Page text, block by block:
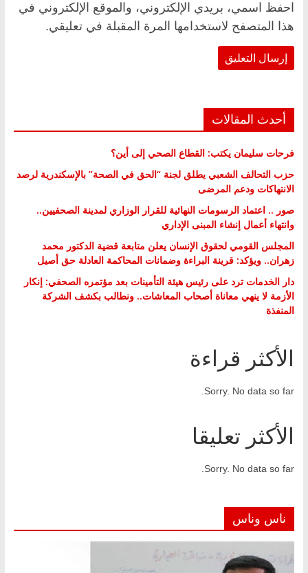
احفظ اسمي، بريدي الإلكتروني، والموقع الإلكتروني في
هذا المتصفح لاستخدامها المرة المقبلة في تعليقي.
أحدث المقالات
فرحات سليمان يكتب: القطاع الصحي إلى أين؟
حزب التحالف الشعبي يطلق لجنة “الحق في الصحة” بالإسكندرية لرصد
الانتهاكات ودعم المرضى
صور .. اعتماد الرسومات النهائية للقرار الوزاري لمدينة الصحفيين..
وانتهاء أعمال إنشاء المبنى الإداري
المجلس القومي لحقوق الإنسان يعلن متابعة قضية الدكتور محمد
زهران.. ويؤكد: قرينة البراءة وضمانات المحاكمة العادلة حق أصيل
دار الخدمات ترد على رئيس هيئة التأمينات بعد مؤتمره الصحفي: إنكار
الأزمة لا ينهي معاناة أصحاب المعاشات.. ونطالب بكشف الشركة
المنفذة
الأكثر قراءة
Sorry. No data so far.
الأكثر تعليقا
Sorry. No data so far.
ناس وناس